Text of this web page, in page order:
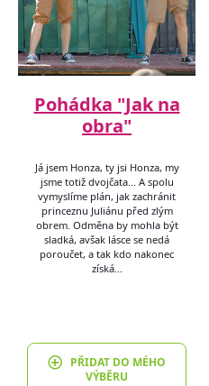
Pohádka "Jak na
obra"
Já jsem Honza, ty jsi Honza, my
jsme totiž dvojčata... A spolu
vymyslíme plán, jak zachránit
princeznu Juliánu před zlým
obrem. Odměna by mohla být
sladká, avšak lásce se nedá
poroučet, a tak kdo nakonec
získá…
PŘIDAT DO MÉHO
VÝBĚRU